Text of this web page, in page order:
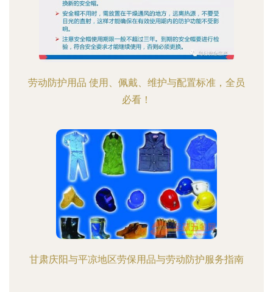
劳动防护用品 使用、佩戴、维护与配置标准，全员
必看！
甘肃庆阳与平凉地区劳保用品与劳动防护服务指南